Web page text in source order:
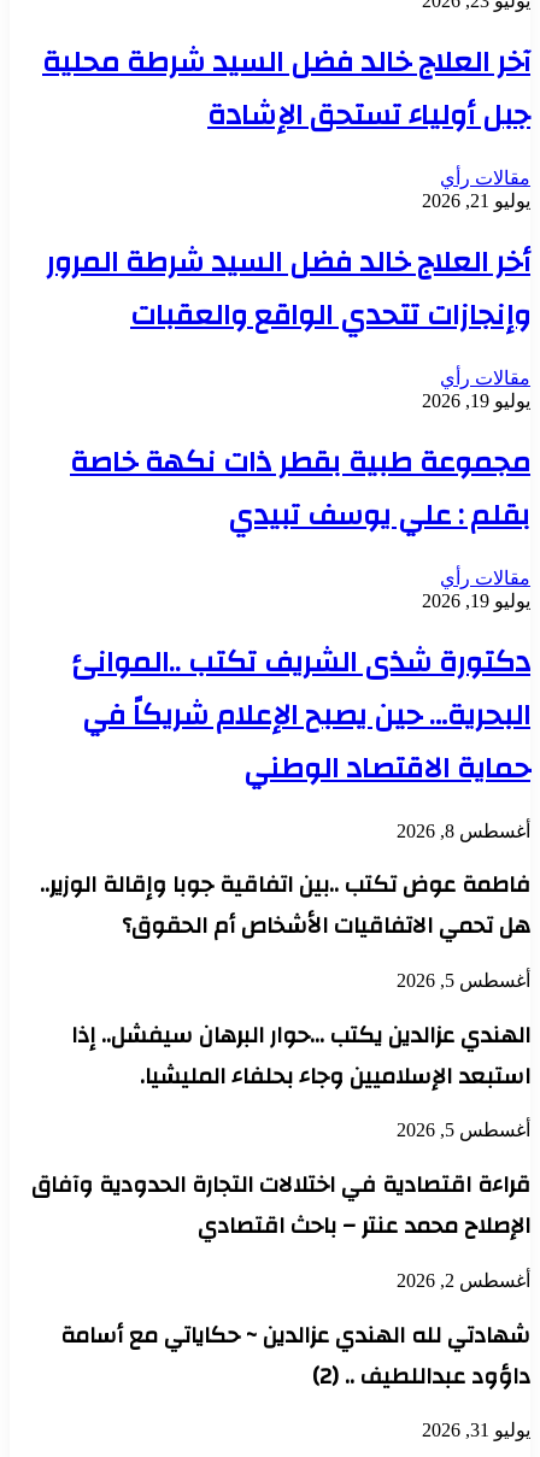
آخر العلاج خالد فضل السيد شرطة محلية
جبل أولياء تستحق الإشادة
مقالات رأي
يوليو 21, 2026
أخر العلاج خالد فضل السيد شرطة المرور
وإنجازات تتحدي الواقع والعقبات
مقالات رأي
يوليو 19, 2026
مجموعة طبية بقطر ذات نكهة خاصة
بقلم : علي يوسف تبيدي
مقالات رأي
يوليو 19, 2026
دكتورة شذى الشريف تكتب ..الموانئ
البحرية… حين يصبح الإعلام شريكاً في
حماية الاقتصاد الوطني
أغسطس 8, 2026
فاطمة عوض تكتب ..بين اتفاقية جوبا وإقالة الوزير..
هل تحمي الاتفاقيات الأشخاص أم الحقوق؟
أغسطس 5, 2026
الهندي عزالدين يكتب …حوار البرهان سيفشل.. إذا
استبعد الإسلاميين وجاء بحلفاء المليشيا.
أغسطس 5, 2026
قراءة اقتصادية في اختلالات التجارة الحدودية وآفاق
الإصلاح محمد عنتر – باحث اقتصادي
أغسطس 2, 2026
شهادتي لله الهندي عزالدين ~ حكاياتي مع أسامة
داؤود عبداللطيف .. (2)
يوليو 31, 2026